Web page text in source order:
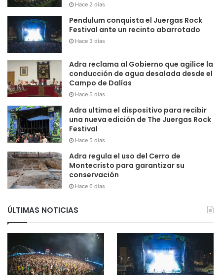
Hace 2 días
Pendulum conquista el Juergas Rock
Festival ante un recinto abarrotado
Hace 3 días
Adra reclama al Gobierno que agilice la
conducción de agua desalada desde el
Campo de Dalías
Hace 5 días
Adra ultima el dispositivo para recibir
una nueva edición de The Juergas Rock
Festival
Hace 5 días
Adra regula el uso del Cerro de
Montecristo para garantizar su
conservación
Hace 6 días
ÚLTIMAS NOTICIAS